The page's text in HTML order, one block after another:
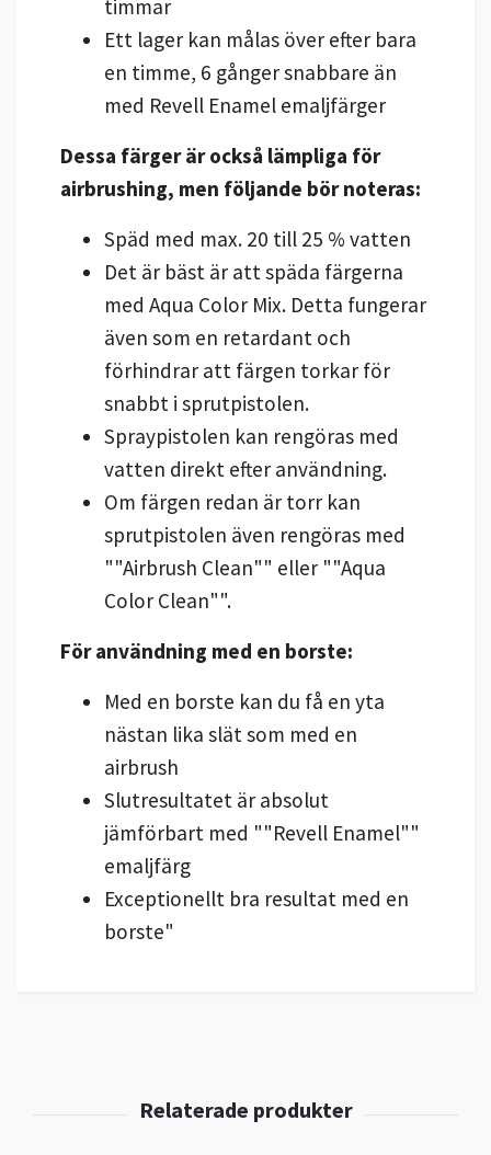
timmar
Ett lager kan målas över efter bara
en timme, 6 gånger snabbare än
med Revell Enamel emaljfärger
Dessa färger är också lämpliga för
airbrushing, men följande bör noteras:
Späd med max. 20 till 25 % vatten
Det är bäst är att späda färgerna
med Aqua Color Mix. Detta fungerar
även som en retardant och
förhindrar att färgen torkar för
snabbt i sprutpistolen.
Spraypistolen kan rengöras med
vatten direkt efter användning.
Om färgen redan är torr kan
sprutpistolen även rengöras med
""Airbrush Clean"" eller ""Aqua
Color Clean"".
För användning med en borste:
Med en borste kan du få en yta
nästan lika slät som med en
airbrush
Slutresultatet är absolut
jämförbart med ""Revell Enamel""
emaljfärg
Exceptionellt bra resultat med en
borste"